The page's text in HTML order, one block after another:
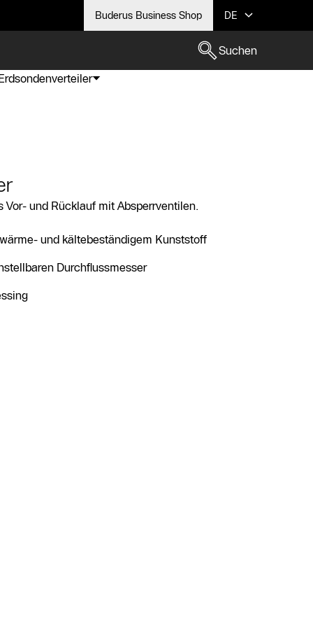
Buderus Business Shop DE
Suchen
Vor- und Rücklauf mit Absperrventilen.
und kältebeständigem Kunststoff
Durchflussmesser